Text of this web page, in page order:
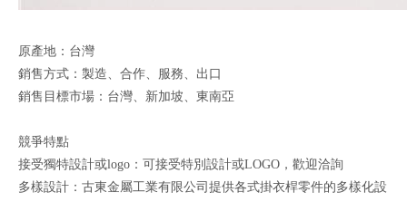
原產地：台灣
銷售方式：製造、合作、服務、出口
銷售目標市場：台灣、新加坡、東南亞
競爭特點
接受獨特設計或logo：可接受特別設計或LOGO，歡迎洽詢
多樣設計：古東金屬工業有限公司提供各式掛衣桿零件的多樣化設